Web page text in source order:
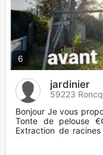
6
jardinier
59223 Roncq
Bonjour Je vous
Tonte de pelouse
Extraction de
Nettoyage de